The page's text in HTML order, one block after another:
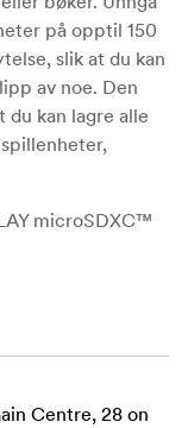
på opptil 150
slik at du kan
av noe. Den
du kan lagre alle
microSDXC™
dine
150 MB/s og
Centre, 28 on